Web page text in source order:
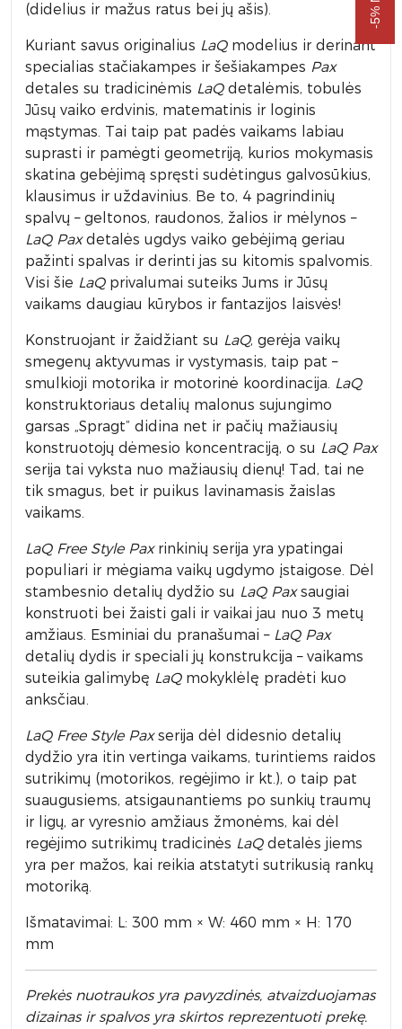
(didelius ir mažus ratus bei jų ašis).
Kuriant savus originalius LaQmodelius ir derinant
specialias stačiakampes ir šešiakampes Pax
detales su tradicinėmis LaQdetalėmis, tobulės
Jūsų vaiko erdvinis, matematinis ir loginis
mąstymas. Tai taip pat padės vaikams labiau
suprasti ir pamėgti geometriją, kurios mokymasis
skatina gebėjimą spręsti sudėtingus galvosūkius,
klausimus ir uždavinius. Be to, 4 pagrindinių
spalvų – geltonos, raudonos, žalios ir mėlynos –
LaQ Paxdetalės ugdys vaiko gebėjimą geriau
pažinti spalvas ir derinti jas su kitomis spalvomis.
Visi šie LaQprivalumai suteiks Jums ir Jūsų
vaikams daugiau kūrybos ir fantazijos laisvės!
Konstruojant ir žaidžiant su LaQ, gerėja vaikų
smegenų aktyvumas ir vystymasis, taip pat –
smulkioji motorika ir motorinė koordinacija. LaQ
konstruktoriaus detalių malonus sujungimo
garsas „Spragt” didina net ir pačių mažiausių
konstruotojų dėmesio koncentraciją, o su LaQ Pax
serija tai vyksta nuo mažiausių dienų! Tad, tai ne
tik smagus, bet ir puikus lavinamasis žaislas
vaikams.
LaQ Free Style Paxrinkinių serija yra ypatingai
populiari ir mėgiama vaikų ugdymo įstaigose. Dėl
stambesnio detalių dydžio su LaQ Paxsaugiai
konstruoti bei žaisti gali ir vaikai jau nuo 3 metų
amžiaus. Esminiai du pranašumai – LaQ Pax
detalių dydis ir speciali jų konstrukcija – vaikams
suteikia galimybę LaQmokyklėlę pradėti kuo
anksčiau.
LaQ Free Style Paxserija dėl didesnio detalių
dydžio yra itin vertinga vaikams, turintiems raidos
sutrikimų (motorikos, regėjimo ir kt.), o taip pat
suaugusiems, atsigaunantiems po sunkių traumų
ir ligų, ar vyresnio amžiaus žmonėms, kai dėl
regėjimo sutrikimų tradicinės LaQdetalės jiems
yra per mažos, kai reikia atstatyti sutrikusią rankų
motoriką.
Išmatavimai: L: 300 mm × W: 460 mm × H: 170
mm
Prekės nuotraukos yra pavyzdinės, atvaizduojamas
dizainas ir spalvos yra skirtos reprezentuoti prekę.